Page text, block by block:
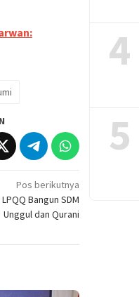
Pos berikutnya
Bangun SDM
Unggul dan Qurani
4
5